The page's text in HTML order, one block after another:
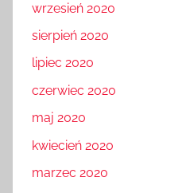
wrzesień 2020
sierpień 2020
lipiec 2020
czerwiec 2020
maj 2020
kwiecień 2020
marzec 2020